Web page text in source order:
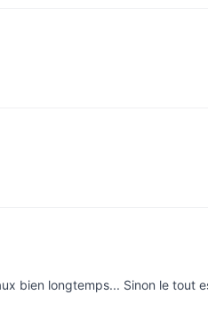
bien longtemps... Sinon le tout